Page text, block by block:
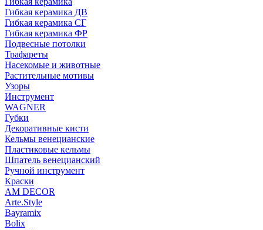
Гибкая керамика ДВ
Гибкая керамика СГ
Гибкая керамика ФР
Подвесные потолки
Трафареты
Насекомые и животные
Растительные мотивы
Узоры
Инструмент
WAGNER
Губки
Декоративные кисти
Кельмы венецианские
Пластиковые кельмы
Шпатель венецианский
Ручной инструмент
Краски
AM DECOR
Arte.Style
Bayramix
Bolix